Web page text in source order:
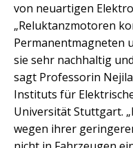
von neuartigen
„Reluktanzmotoren
Permanentmagneten
sie sehr nachhaltig
sagt Professorin
Instituts für
Universität Stuttgart.
wegen ihrer